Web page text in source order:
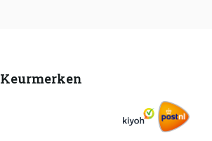
Keurmerken